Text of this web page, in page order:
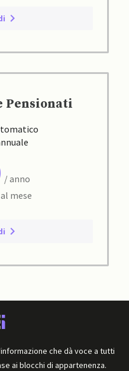
Pensionati
/ anno
al mese
che dà voce a tutti
ai blocchi di appartenenza.